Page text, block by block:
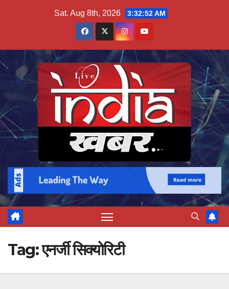
Sat. Aug 8th, 2026 3:32:53 AM
Tag:एनर्जी सिक्योरिटी